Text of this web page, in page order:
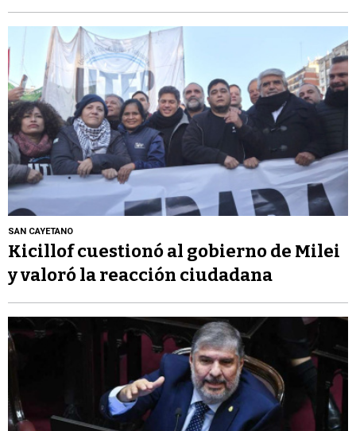
SAN CAYETANO
Kicillof cuestionó al gobierno de Milei
y valoró la reacción ciudadana